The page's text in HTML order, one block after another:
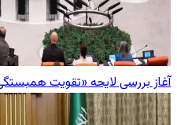
آغاز بررسی لایحه «تقویت